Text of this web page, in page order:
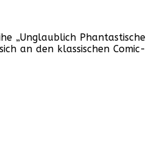
„Unglaublich Phantastische
an den klassischen Comic-